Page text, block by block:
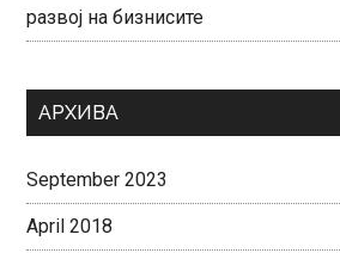
развој на бизнисите
АРХИВА
September 2023
April 2018